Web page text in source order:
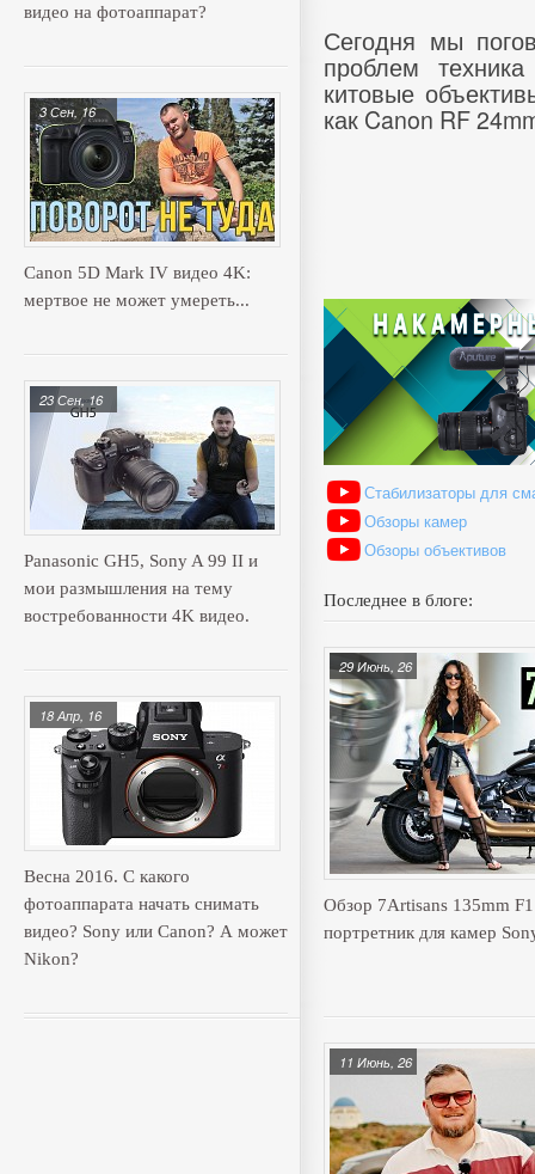
видео на фотоаппарат?
Canon 5D Mark IV видео 4K:
мертвое не может умереть...
3 Сен, 16
Panasonic GH5, Sony A 99 II и
мои размышления на тему
востребованности 4K видео.
23 Сен, 16
Весна 2016. С какого
фотоаппарата начать снимать
видео? Sony или Canon? А может
Nikon?
18 Апр, 16
Сегодня мы
проблем
китовые
как Canon RF
Стабилизаторы для
Обзоры камер
Обзоры объективов
Последнее в блоге:
Обзор 7Artisans 135mm
портретник для камер
29 Июнь, 26
11 Июнь, 26